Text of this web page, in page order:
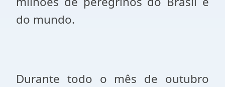
do mundo.
Durante todo o mês de outubro